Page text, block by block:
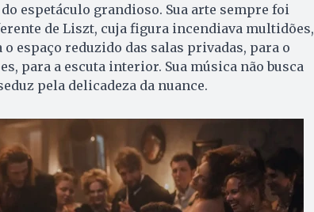
espetáculo grandioso. Sua arte sempre foi
de Liszt, cuja figura incendiava multidões,
espaço reduzido das salas privadas, para o
para a escuta interior. Sua música não busca
pela delicadeza da nuance.